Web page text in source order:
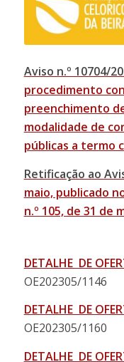
Aviso n.º 10704/
procedimento
preenchimento
modalidade de
públicas a termo
Retificação ao
maio, publicado
n.º 105, de 31 de
DETALHE DE
OE202305/1146
DETALHE DE
OE202305/1160
DETALHE DE